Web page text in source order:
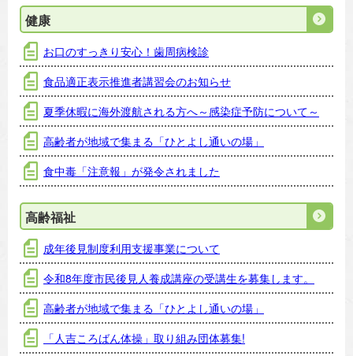
健康
お口のすっきり安心！歯周病検診
食品適正表示推進者講習会のお知らせ
夏季休暇に海外渡航される方へ～感染症予防について～
高齢者が地域で集まる「ひとよし通いの場」
食中毒「注意報」が発令されました
高齢福祉
成年後見制度利用支援事業について
令和8年度市民後見人養成講座の受講生を募集します。
高齢者が地域で集まる「ひとよし通いの場」
「人吉ころばん体操」取り組み団体募集!